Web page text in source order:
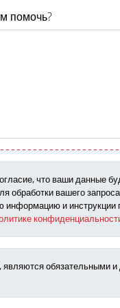
помочь?
что ваши данные
обработки вашего
информацию и инструкции
обязательными